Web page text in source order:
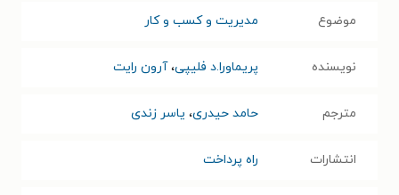
موضوع مدیریت و کسب و کار
نویسنده پریماورا.د فلیپی،آرون رایت
مترجم حامد حیدری، یاسر زندی
انتشارات راه پرداخت